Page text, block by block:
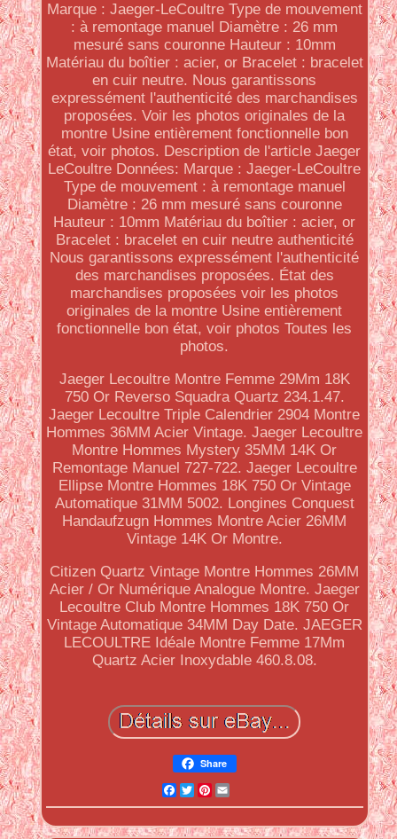
Marque : Jaeger-LeCoultre Type de mouvement
: à remontage manuel Diamètre : 26 mm
mesuré sans couronne Hauteur : 10mm
Matériau du boîtier : acier, or Bracelet : bracelet
en cuir neutre. Nous garantissons
expressément l'authenticité des marchandises
proposées. Voir les photos originales de la
montre Usine entièrement fonctionnelle bon
état, voir photos. Description de l'article Jaeger
LeCoultre Données: Marque : Jaeger-LeCoultre
Type de mouvement : à remontage manuel
Diamètre : 26 mm mesuré sans couronne
Hauteur : 10mm Matériau du boîtier : acier, or
Bracelet : bracelet en cuir neutre authenticité
Nous garantissons expressément l'authenticité
des marchandises proposées. État des
marchandises proposées voir les photos
originales de la montre Usine entièrement
fonctionnelle bon état, voir photos Toutes les
photos.
Jaeger Lecoultre Montre Femme 29Mm 18K
750 Or Reverso Squadra Quartz 234.1.47.
Jaeger Lecoultre Triple Calendrier 2904 Montre
Hommes 36MM Acier Vintage. Jaeger Lecoultre
Montre Hommes Mystery 35MM 14K Or
Remontage Manuel 727-722. Jaeger Lecoultre
Ellipse Montre Hommes 18K 750 Or Vintage
Automatique 31MM 5002. Longines Conquest
Handaufzugn Hommes Montre Acier 26MM
Vintage 14K Or Montre.
Citizen Quartz Vintage Montre Hommes 26MM
Acier / Or Numérique Analogue Montre. Jaeger
Lecoultre Club Montre Hommes 18K 750 Or
Vintage Automatique 34MM Day Date. JAEGER
LECOULTRE Idéale Montre Femme 17Mm
Quartz Acier Inoxydable 460.8.08.
Share
Facebook
Twitter
Pinterest
Email